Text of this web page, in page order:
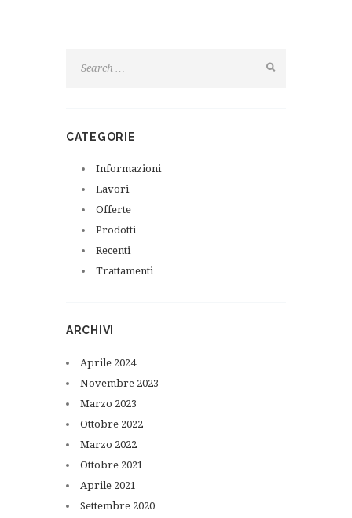
CATEGORIE
Informazioni
Lavori
Offerte
Prodotti
Recenti
Trattamenti
ARCHIVI
Aprile 2024
Novembre 2023
Marzo 2023
Ottobre 2022
Marzo 2022
Ottobre 2021
Aprile 2021
Settembre 2020